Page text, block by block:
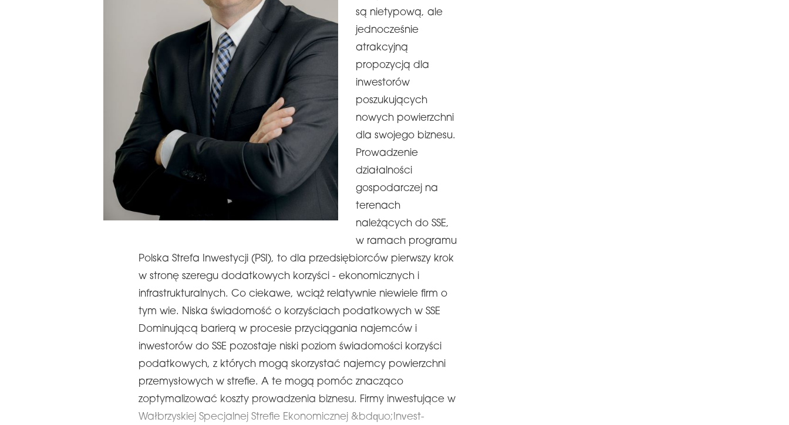
są nietypową, ale
jednocześnie
atrakcyjną
propozycją dla
inwestorów
poszukujących
nowych powierzchni
dla swojego biznesu.
Prowadzenie
działalności
gospodarczej na
terenach
należących do SSE,
w ramach programu
Polska Strefa Inwestycji (PSI), to dla przedsiębiorców pierwszy krok
w stronę szeregu dodatkowych korzyści - ekonomicznych i
infrastrukturalnych. Co ciekawe, wciąż relatywnie niewiele firm o
tym wie. Niska świadomość o korzyściach podatkowych w SSE
Dominującą barierą w procesie przyciągania najemców i
inwestorów do SSE pozostaje niski poziom świadomości korzyści
podatkowych, z których mogą skorzystać najemcy powierzchni
przemysłowych w strefie. A te mogą pomóc znacząco
zoptymalizować koszty prowadzenia biznesu. Firmy inwestujące w
Wałbrzyskiej Specjalnej Strefie Ekonomicznej &bdquo;Invest-